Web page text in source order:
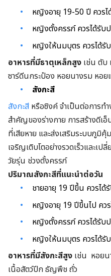
หญิงอายุ 19-50 ปี ควร
หญิงตั้งครรภ์ ควรได้รับ
หญิงให้นมบุตร ควรได้
อาหารที่มีธาตุเหล็กสูง เช่น ตับ
ซาร์ดีนกระป๋อง หอยนางรม หอ
สังกะสี
สังกะสี หรือซิงค์ จำเป็นต่อการท
สำคัญของร่างกาย การสร้างดีเอ็
ที่เสียหาย และส่งเสริมระบบภูมิคุ้
เจริญเติบโตอย่างรวดเร็วและเ
วัยรุ่น ช่วงตั้งครรภ์
ปริมาณสังกะสีที่แนะนำต่อวัน
ชายอายุ 19 ปีขึ้น ควรไ
หญิงอายุ 19 ปีขึ้นไป คว
หญิงตั้งครรภ์ ควรได้รับ
หญิงให้นมบุตร ควรได้
อาหารที่มีสังกะสีสูง เช่น หอยน
เนื้อสัตว์ปีก ธัญพืช ถั่ว